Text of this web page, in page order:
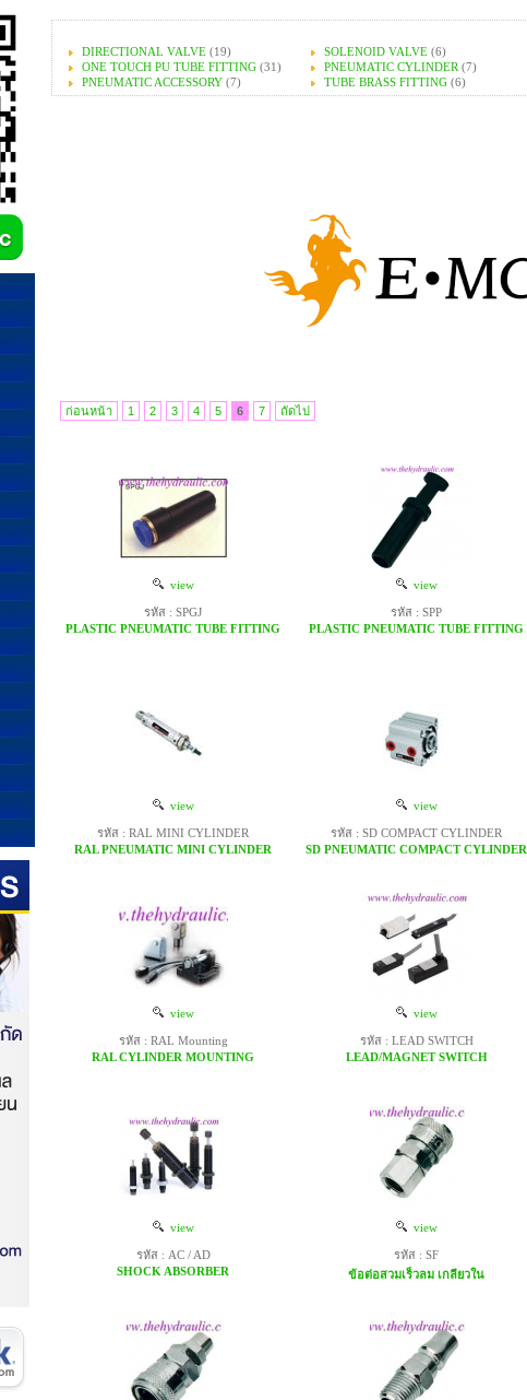
DIRECTIONAL VALVE (19) SOLENOID VALVE (6)
ONE TOUCH PU TUBE FITTING (31) PNEUMATIC CYLINDER (7)
PNEUMATIC ACCESSORY (7) TUBE BRASS FITTING (6)
ก่อนหน้า 1 2 3 4 5 6 7 ถัดไป
view
รหัส : SPGJ
PLASTIC PNEUMATIC TUBE FITTING
view
รหัส : SPP
PLASTIC PNEUMATIC TUBE FITTING
view
รหัส : RAL MINI CYLINDER
RAL PNEUMATIC MINI CYLINDER
view
รหัส : SD COMPACT CYLINDER
SD PNEUMATIC COMPACT CYLINDER
view
รหัส : RAL Mounting
RAL CYLINDER MOUNTING
view
รหัส : LEAD SWITCH
LEAD/MAGNET SWITCH
view
รหัส : AC / AD
SHOCK ABSORBER
view
รหัส : SF
ข้อต่อสวมเร็วลม เกลียวใน